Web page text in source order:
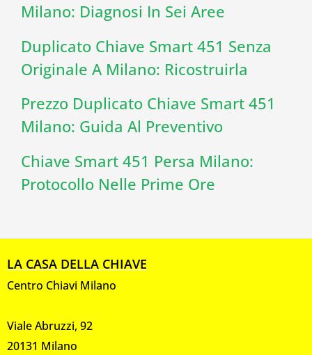
Milano: Diagnosi In Sei Aree
Duplicato Chiave Smart 451 Senza
Originale A Milano: Ricostruirla
Prezzo Duplicato Chiave Smart 451
Milano: Guida Al Preventivo
Chiave Smart 451 Persa Milano:
Protocollo Nelle Prime Ore
LA CASA DELLA CHIAVE
Centro Chiavi Milano
Viale Abruzzi, 92
20131 Milano